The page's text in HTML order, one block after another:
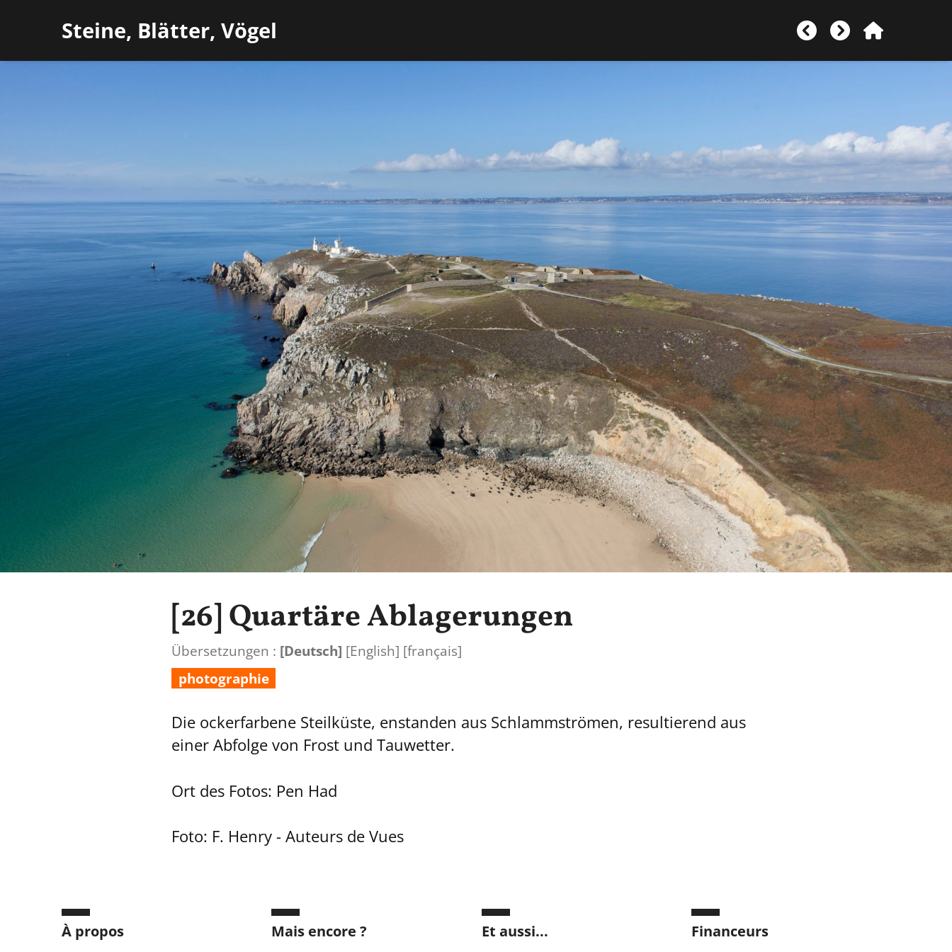
Steine, Blätter, Vögel
[26] Quartäre Ablagerungen
Übersetzungen : [Deutsch] [English] [français]
photographie
Die ockerfarbene Steilküste, enstanden aus Schlammströmen, resultierend aus
einer Abfolge von Frost und Tauwetter.
Ort des Fotos: Pen Had
Foto: F. Henry - Auteurs de Vues
À propos Mais encore ? Et aussi... Financeurs